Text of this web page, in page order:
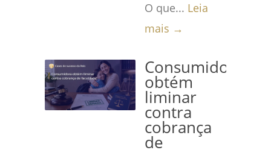
O que... Leia
mais →
Consumidora
obtém
liminar
contra
cobrança
de